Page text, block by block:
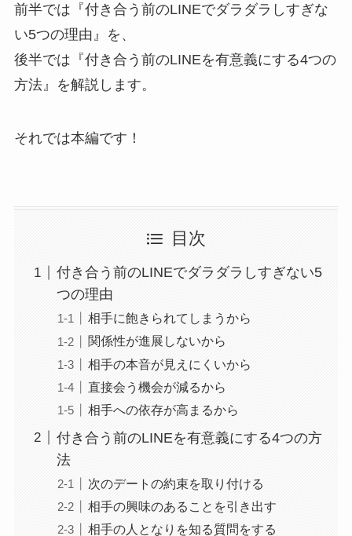
前半では『付き合う前のLINEでダラダラしすぎな
い5つの理由』を、
後半では『付き合う前のLINEを有意義にする4つの
方法』を解説します。
それでは本編です！
目次
付き合う前のLINEでダラダラしすぎない5
つの理由
相手に飽きられてしまうから
関係性が進展しないから
相手の本音が見えにくいから
直接会う機会が減るから
相手への依存が高まるから
付き合う前のLINEを有意義にする4つの方
法
次のデートの約束を取り付ける
相手の興味のあることを引き出す
相手の人となりを知る質問をする